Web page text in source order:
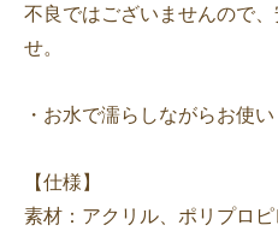
不良ではございませんので
せ。
・お水で濡らしながらお使い
【仕様】
素材：アクリル、ポリプロピ